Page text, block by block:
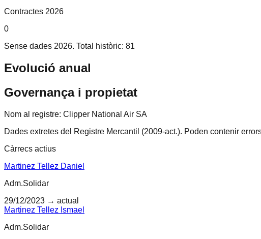
Contractes 2026
0
Sense dades 2026. Total històric: 81
Evolució anual
Governança i propietat
Nom al registre: Clipper National Air SA
Dades extretes del Registre Mercantil (2009-act.). Poden contenir
Càrrecs actius
Martinez Tellez Daniel
Adm.Solidar
29/12/2023 → actual
Martinez Tellez Ismael
Adm.Solidar